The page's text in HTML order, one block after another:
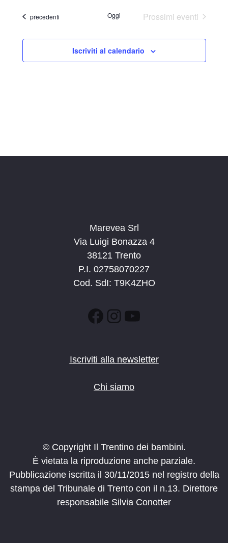
Eventi
precedenti Oggi Prossimi eventi
Iscriviti al calendario
Marevea Srl
Via Luigi Bonazza 4
38121 Trento
P.I. 02758070227
Cod. SdI: T9K4ZHO
Facebook
Instagram
YouTube
Iscriviti alla newsletter
Chi siamo
© Copyright Il Trentino dei bambini.
È vietata la riproduzione anche parziale.
Pubblicazione iscritta il 30/11/2015 nel registro della
stampa del Tribunale di Trento con il n.13. Direttore
responsabile Silvia Conotter